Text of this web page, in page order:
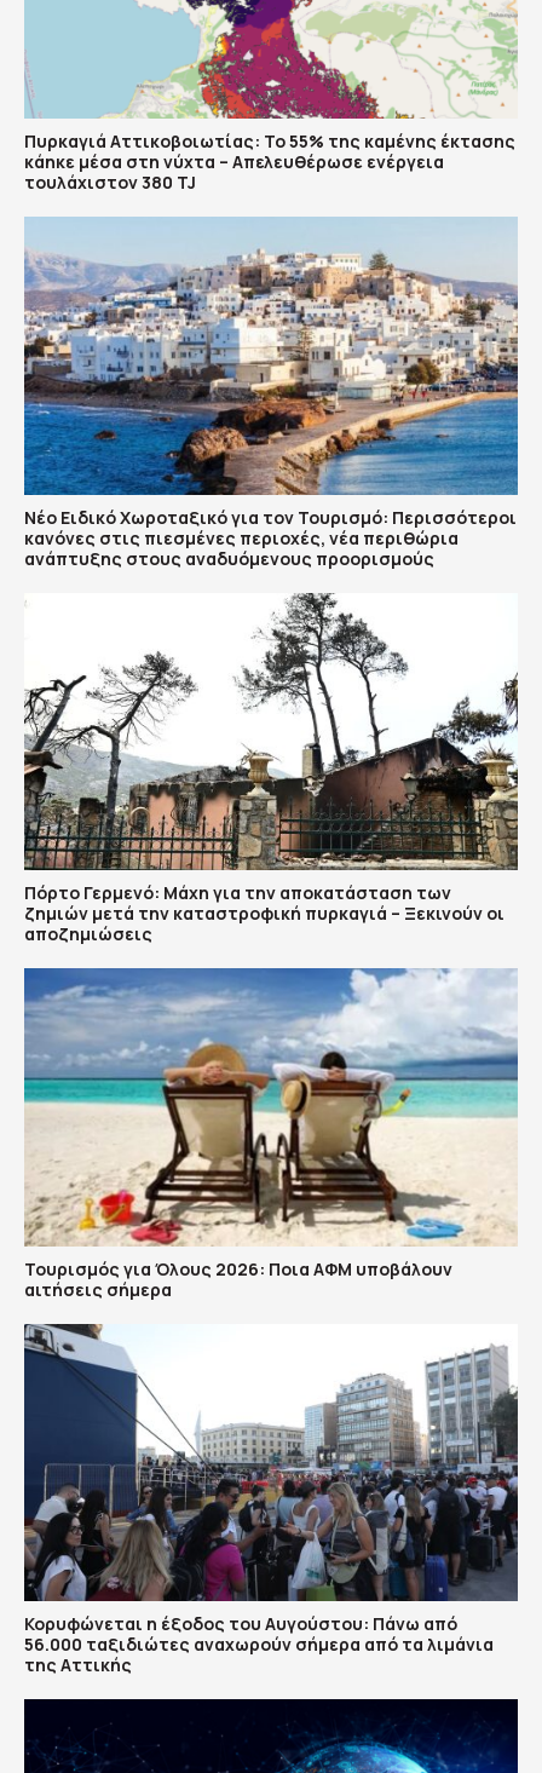
Πυρκαγιά Αττικοβοιωτίας: Το 55% της καμένης έκτασης
κάηκε μέσα στη νύχτα – Απελευθέρωσε ενέργεια
τουλάχιστον 380 TJ
Νέο Ειδικό Χωροταξικό για τον Τουρισμό: Περισσότεροι
κανόνες στις πιεσμένες περιοχές, νέα περιθώρια
ανάπτυξης στους αναδυόμενους προορισμούς
Πόρτο Γερμενό: Μάχη για την αποκατάσταση των
ζημιών μετά την καταστροφική πυρκαγιά – Ξεκινούν οι
αποζημιώσεις
Τουρισμός για Όλους 2026: Ποια ΑΦΜ υποβάλουν
αιτήσεις σήμερα
Κορυφώνεται η έξοδος του Αυγούστου: Πάνω από
56.000 ταξιδιώτες αναχωρούν σήμερα από τα λιμάνια
της Αττικής